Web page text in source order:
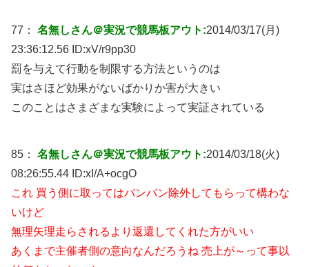
77： 名無しさん＠実況で競馬板アウト:2014/03/17(月)
23:36:12.56 ID:xV/r9pp30
罰を与えて行動を制限する方法というのは
実はさほど効果がないばかりか害が大きい
このことはさまざまな実験によって実証されている
85： 名無しさん＠実況で競馬板アウト:2014/03/18(火)
08:26:55.44 ID:xI/A+ocgO
これ 買う側に取ってはバンバン除外してもらって構わな
いけど
無理矢理走らされるより返還してくれた方がいい
あくまで主催者側の意向なんだろうね 売上が～って事以